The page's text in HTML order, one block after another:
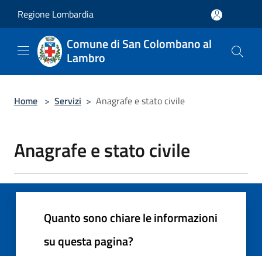
Regione Lombardia
Comune di San Colombano al
Lambro
Home > Servizi > Anagrafe e stato civile
Anagrafe e stato civile
Quanto sono chiare le informazioni
su questa pagina?